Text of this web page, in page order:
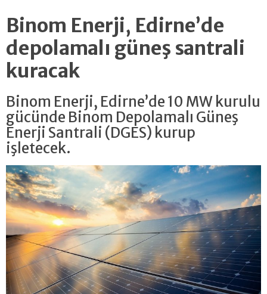
Binom Enerji, Edirne’de
depolamalı güneş santrali
kuracak
Binom Enerji, Edirne’de 10 MW kurulu
gücünde Binom Depolamalı Güneş
Enerji Santrali (DGES) kurup
işletecek.